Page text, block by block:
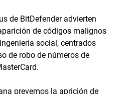
de BitDefender advierten
de códigos malignos
social, centrados
de robo de números de
prevemos la aprición de